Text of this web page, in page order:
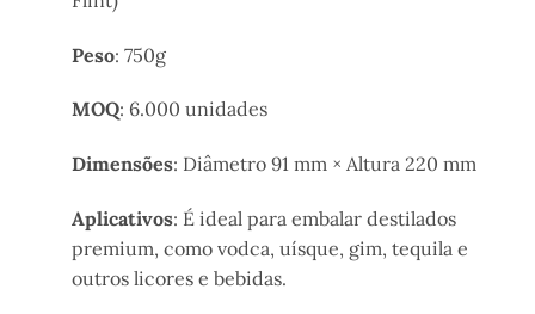
Peso: 750g
MOQ: 6.000 unidades
Dimensões: Diâmetro 91 mm × Altura 220 mm
Aplicativos: É ideal para embalar destilados
premium, como vodca, uísque, gim, tequila e
outros licores e bebidas.